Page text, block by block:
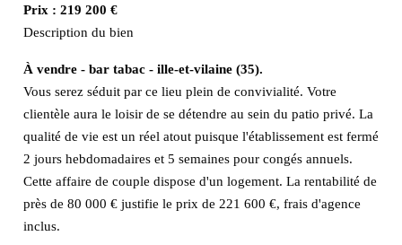
Prix : 219 200 €
Description du bien
À vendre - bar tabac - ille-et-vilaine (35).
Vous serez séduit par ce lieu plein de convivialité. Votre
clientèle aura le loisir de se détendre au sein du patio privé. La
qualité de vie est un réel atout puisque l'établissement est fermé
2 jours hebdomadaires et 5 semaines pour congés annuels.
Cette affaire de couple dispose d'un logement. La rentabilité de
près de 80 000 € justifie le prix de 221 600 €, frais d'agence
inclus.